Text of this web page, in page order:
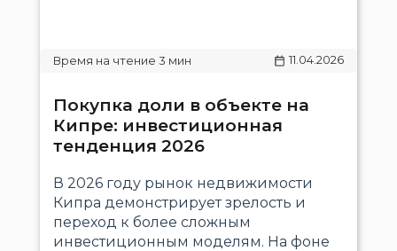
11.04.2026
Покупка доли в объекте на
Кипре: инвестиционная
тенденция 2026
В 2026 году рынок недвижимости
Кипра демонстрирует зрелость и
переход к более сложным
инвестиционным моделям. На фоне